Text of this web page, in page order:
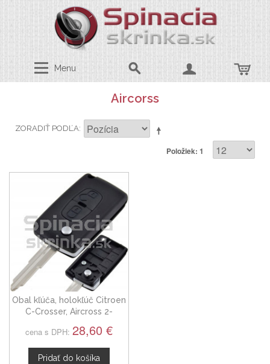
Menu
Aircorss
ZORADIŤ PODĽA
Položiek: 1
Obal kľúča, holokľúč Citroen
C-Crosser, Aircross 2-
cena s DPH: 28,60 €
Pridať do košíka